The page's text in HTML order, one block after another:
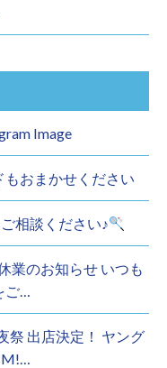
Image
おまかせください︎
相談ください♪
業のお知らせ いつも
ご…
祭 出店決定！ ヤング
M!…